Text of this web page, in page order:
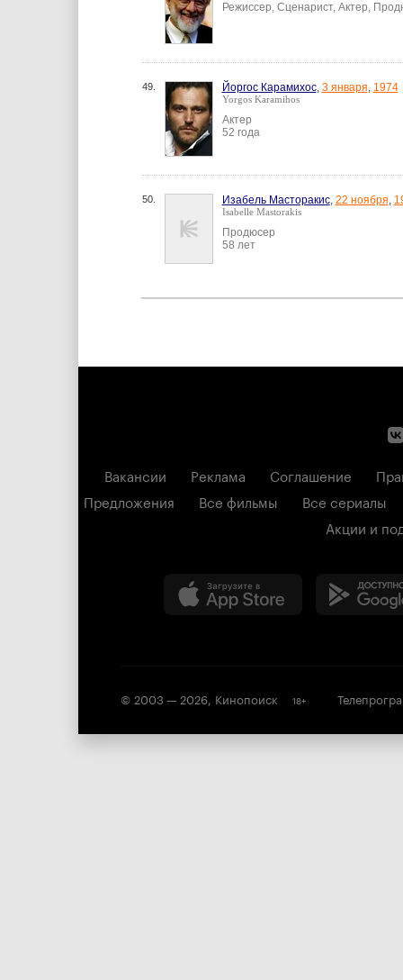
Режиссер, Сценарист, Актер,
49. Йоргос Карамихос, 3 января, 1974
Yorgos Karamihos
Актер
52 года
50. Изабель Масторакис, 22 ноября,
Isabelle Mastorakis
Продюсер
58 лет
Вакансии Реклама Соглашение
Предложения
Все фильмы
Все сериалы
Акции и
© 2003 — 2026, Кинопоиск 18+